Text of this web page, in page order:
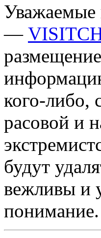
Уважаемые
—
кого-либо,
расовой и
будут
вежливы и
понимание.